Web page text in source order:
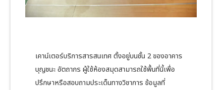
เคาน์เตอร์บริการสารสนเทศ ตั้งอยู่บนชั้น 2 ของอาคาร
บุญชนะ อัตถากร ผู้ใช้ห้องสมุดสามารถใช้พื้นที่นี้เพื่อ
ปรึกษาหรือสอบถามประเด็นทางวิชาการ ข้อมูลที่